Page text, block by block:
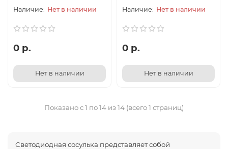
Нет в наличии
0 р.
Нет в наличии
Нет в наличии
0 р.
Нет в наличии
Показано с 1 по 14 из 14 (всего 1 страниц)
Светодиодная сосулька представляет собой